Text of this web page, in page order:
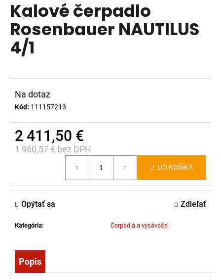
produktu
je
0,0
z
Kalové čerpadlo
Rosenbauer NAUTILUS
4/1
Na dotaz
Kód: 111157213
2 411,50 €
1 960,57 € bez DPH
DO KOŠÍKA
Kategória: Čerpadlá a vysávače
Opýtať sa Zdieľať
Popis
á
j
s
ť
p
o
č
m